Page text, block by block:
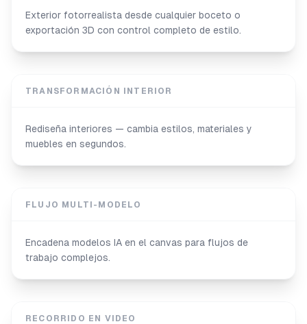
Exterior fotorrealista desde cualquier boceto o
exportación 3D con control completo de estilo.
TRANSFORMACIÓN INTERIOR
Rediseña interiores — cambia estilos, materiales y
muebles en segundos.
FLUJO MULTI-MODELO
Encadena modelos IA en el canvas para flujos de
trabajo complejos.
RECORRIDO EN VIDEO